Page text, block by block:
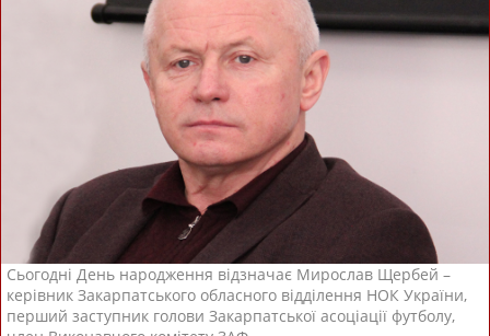
Сьогодні День народження відзначає Мирослав Щербей –
керівник Закарпатського обласного відділення НОК України,
перший заступник голови Закарпатської асоціації футболу,